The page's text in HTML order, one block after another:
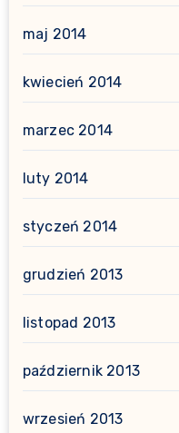
maj 2014
kwiecień 2014
marzec 2014
luty 2014
styczeń 2014
grudzień 2013
listopad 2013
październik 2013
wrzesień 2013